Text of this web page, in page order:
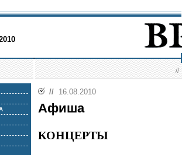
//
// 16.08.2010
Афиша
КОНЦЕРТЫ